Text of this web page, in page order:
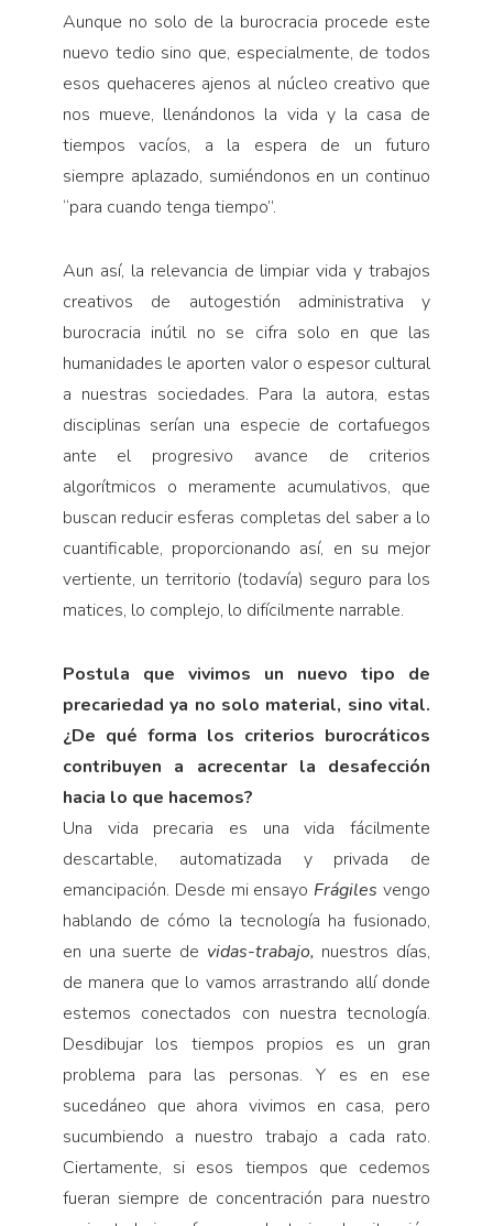
Aunque no solo de la burocracia procede este
nuevo tedio sino que, especialmente, de todos
esos quehaceres ajenos al núcleo creativo que
nos mueve, llenándonos la vida y la casa de
tiempos vacíos, a la espera de un futuro
siempre aplazado, sumiéndonos en un continuo
“para cuando tenga tiempo”.
Aun así, la relevancia de limpiar vida y trabajos
creativos de autogestión administrativa y
burocracia inútil no se cifra solo en que las
humanidades le aporten valor o espesor cultural
a nuestras sociedades. Para la autora, estas
disciplinas serían una especie de cortafuegos
ante el progresivo avance de criterios
algorítmicos o meramente acumulativos, que
buscan reducir esferas completas del saber a lo
cuantificable, proporcionando así, en su mejor
vertiente, un territorio (todavía) seguro para los
matices, lo complejo, lo difícilmente narrable.
Postula que vivimos un nuevo tipo de
precariedad ya no solo material, sino vital.
¿De qué forma los criterios burocráticos
contribuyen a acrecentar la desafección
hacia lo que hacemos?
Una vida precaria es una vida fácilmente
descartable, automatizada y privada de
emancipación. Desde mi ensayo Frágiles vengo
hablando de cómo la tecnología ha fusionado,
en una suerte de vidas-trabajo, nuestros días,
de manera que lo vamos arrastrando allí donde
estemos conectados con nuestra tecnología.
Desdibujar los tiempos propios es un gran
problema para las personas. Y es en ese
sucedáneo que ahora vivimos en casa, pero
sucumbiendo a nuestro trabajo a cada rato.
Ciertamente, si esos tiempos que cedemos
fueran siempre de concentración para nuestro